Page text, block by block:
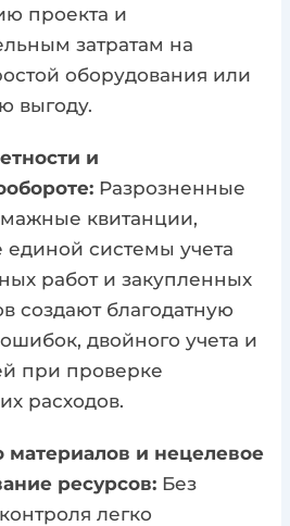
проекта и
затратам на
оборудования или
выгоду.
и
Разрозненные
квитанции,
единой системы учета
работ и закупленных
создают благодатную
двойного учета и
при проверке
расходов.
материалов и нецелевое
ресурсов: Без
легко